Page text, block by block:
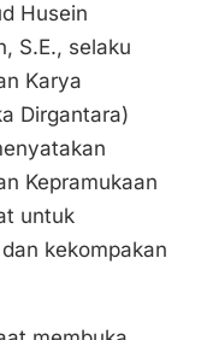
Husein
S.E., selaku
Karya
Dirgantara)
Kepramukaan
untuk
kekompakan